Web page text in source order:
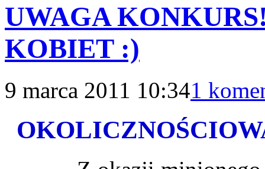
UWAGA
KOBIET :)
9 marca 2011 10:341